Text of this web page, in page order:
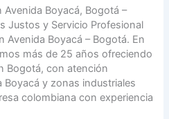
o
m
p
a
r
a
r
a
u
p
g
a
s
e
B
o
Boyacá, Bogotá –
Justos y Servicio Profesional
Avenida Boyacá – Bogotá. En
más de 25 años ofreciendo
Bogotá, con atención
Boyacá y zonas industriales
colombiana con experiencia